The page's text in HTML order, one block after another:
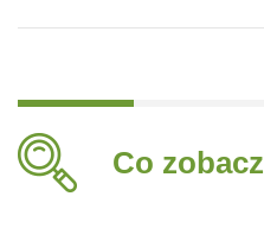
Co